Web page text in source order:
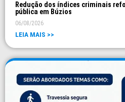
Redução dos índices criminais
pública em Búzios
06/08/2026
LEIA MAIS >>